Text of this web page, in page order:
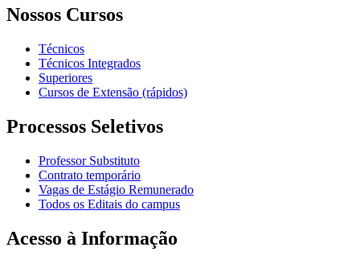
Nossos Cursos
Técnicos
Técnicos Integrados
Superiores
Cursos de Extensão (rápidos)
Processos Seletivos
Professor Substituto
Contrato temporário
Vagas de Estágio Remunerado
Todos os Editais do campus
Acesso à Informação